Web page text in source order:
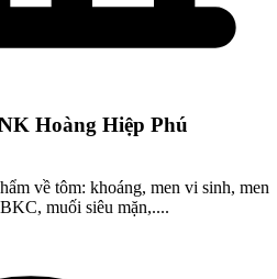
Hoàng Hiệp Phú
về tôm: khoáng, men vi sinh, men
muối siêu mặn,....